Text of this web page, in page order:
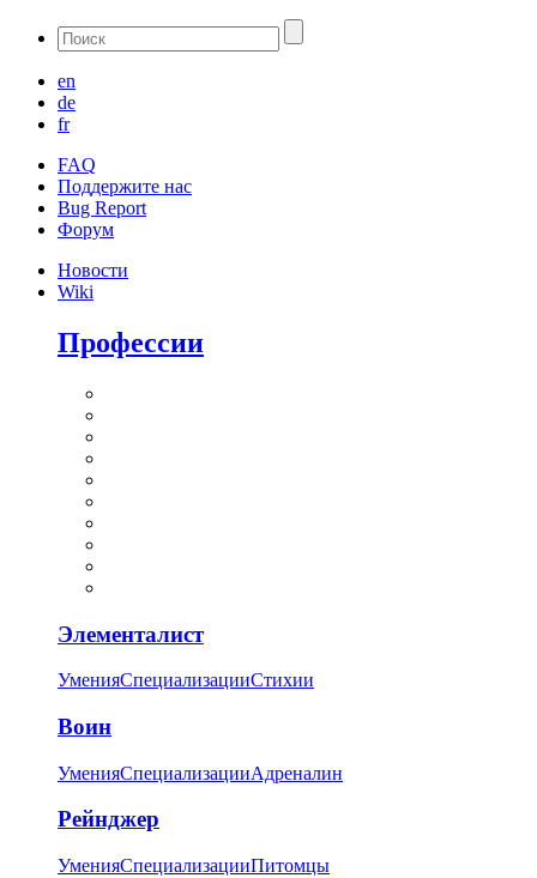
en
de
fr
FAQ
Поддержите нас
Bug Report
Форум
Новости
Wiki
Профессии
Элементалист
УменияСпециализацииСтихии
Воин
УменияСпециализацииАдреналин
Рейнджер
УменияСпециализацииПитомцы